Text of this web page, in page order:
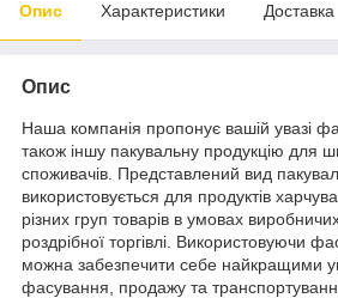
Опис Характеристики Доставка
Опис
Наша компанія пропонує вашій увазі
також іншу пакувальну продукцію для
споживачів. Представлений вид
використовується для продуктів
різних груп товарів в умовах
роздрібної торгівлі. Використовуючи
можна забезпечити себе найкращими
фасування, продажу та